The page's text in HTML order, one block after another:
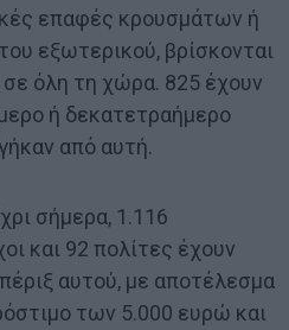
επαφές κρουσμάτων ή
εξωτερικού, βρίσκονται
σε όλη τη χώρα. 825 έχουν
ή δεκατετραήμερο
από αυτή.
σήμερα, 1.116
και 92 πολίτες έχουν
αυτού, με αποτέλεσμα
των 5.000 ευρώ και